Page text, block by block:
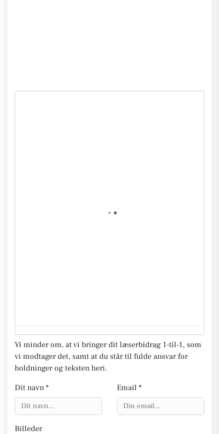
Vi minder om, at vi bringer dit læserbidrag 1-til-1, som
vi modtager det, samt at du står til fulde ansvar for
holdninger og teksten heri.
Dit navn *
Email *
Billeder